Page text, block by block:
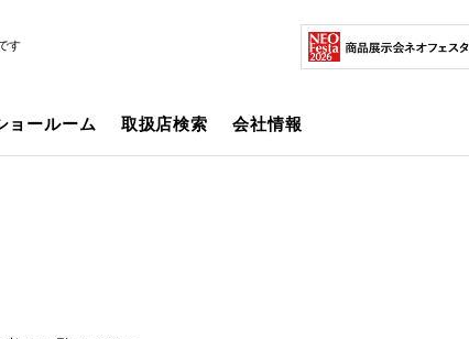
す
ョールーム 取扱店検索 会社情報